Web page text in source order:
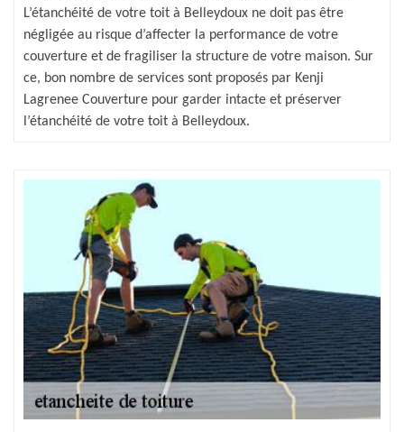
L’étanchéité de votre toit à Belleydoux ne doit pas être
négligée au risque d’affecter la performance de votre
couverture et de fragiliser la structure de votre maison. Sur
ce, bon nombre de services sont proposés par Kenji
Lagrenee Couverture pour garder intacte et préserver
l’étanchéité de votre toit à Belleydoux.